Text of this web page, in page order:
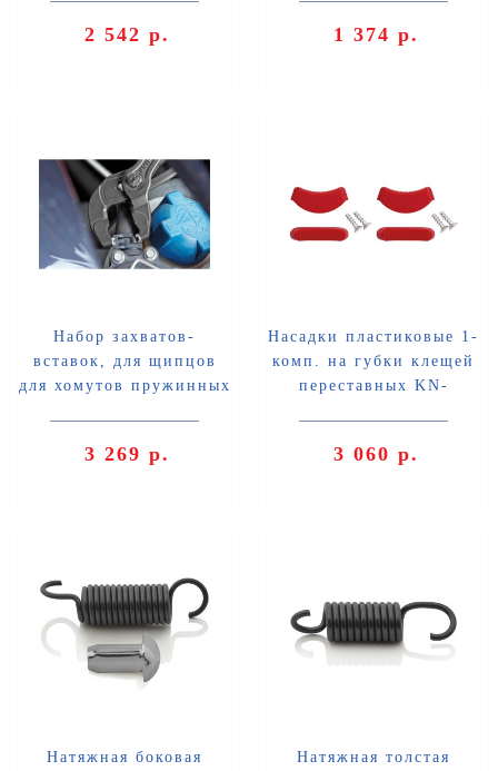
2 542 р. 1 374 р.
Набор захватов-
вставок, для щипцов
для хомутов пружинных
3 269 р.
Насадки пластиковые 1-
комп. на губки клещей
переставных KN-
8119250V01
3 060 р.
Натяжная боковая
Натяжная толстая